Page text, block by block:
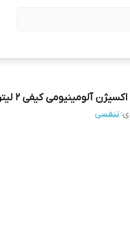
آلومینیومی کیفی 2 لیتری همراه با مانومتر
: تنفسی